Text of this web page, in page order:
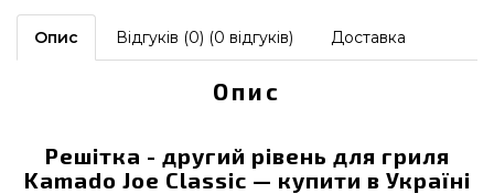
Опис Відгуків (0) (0 відгуків) Доставка
Опис
Решітка - другий рівень для гриля
Kamado Joe Classic — купити в Україні